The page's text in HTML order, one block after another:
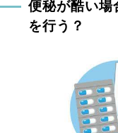
便秘が酷い場
を行う？